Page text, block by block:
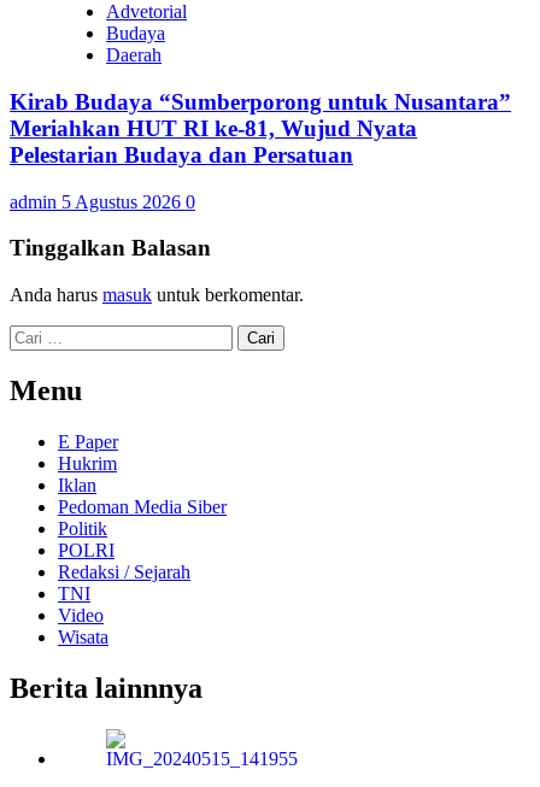
Advetorial
Budaya
Daerah
Kirab Budaya “Sumberporong untuk Nusantara”
Meriahkan HUT RI ke-81, Wujud Nyata
Pelestarian Budaya dan Persatuan
admin 5 Agustus 2026 0
Tinggalkan Balasan
Anda harus masuk untuk berkomentar.
Cari
untuk:
Menu
E Paper
Hukrim
Iklan
Pedoman Media Siber
Politik
POLRI
Redaksi / Sejarah
TNI
Video
Wisata
Berita lainnnya